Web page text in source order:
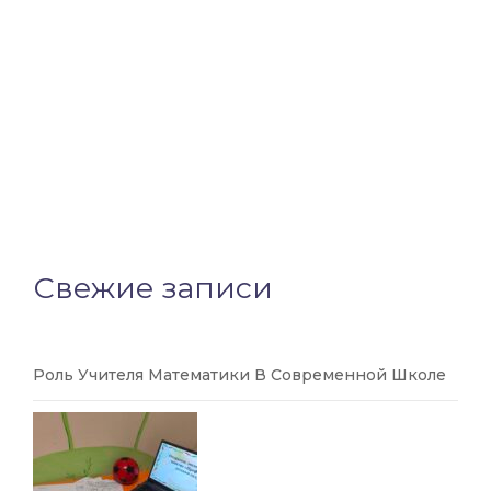
Свежие записи
Роль Учителя Математики В Современной Школе